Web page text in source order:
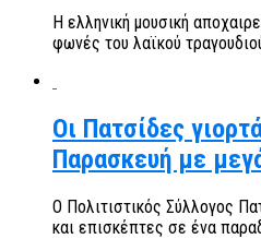
Η ελληνική μουσική
φωνές του λαϊκού
Οι Πατσίδες
Παρασκευή με
Ο Πολιτιστικός Σύλλογος
και επισκέπτες σε ένα